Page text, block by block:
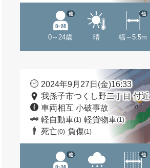
0～24歳
他
晴 幅～5.5m
他
2024年9月27日(金)16:33
我孫子市つくし野二丁目 付近
車両相互 小破事故
軽自動車(1) 軽貨物車(1)
死亡(0) 負傷(1)
他 他